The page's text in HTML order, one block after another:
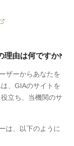
理由は何ですか?
ザーからあなたを
、GIAのサイトを
立ち、当機関のサ
は、以下のように